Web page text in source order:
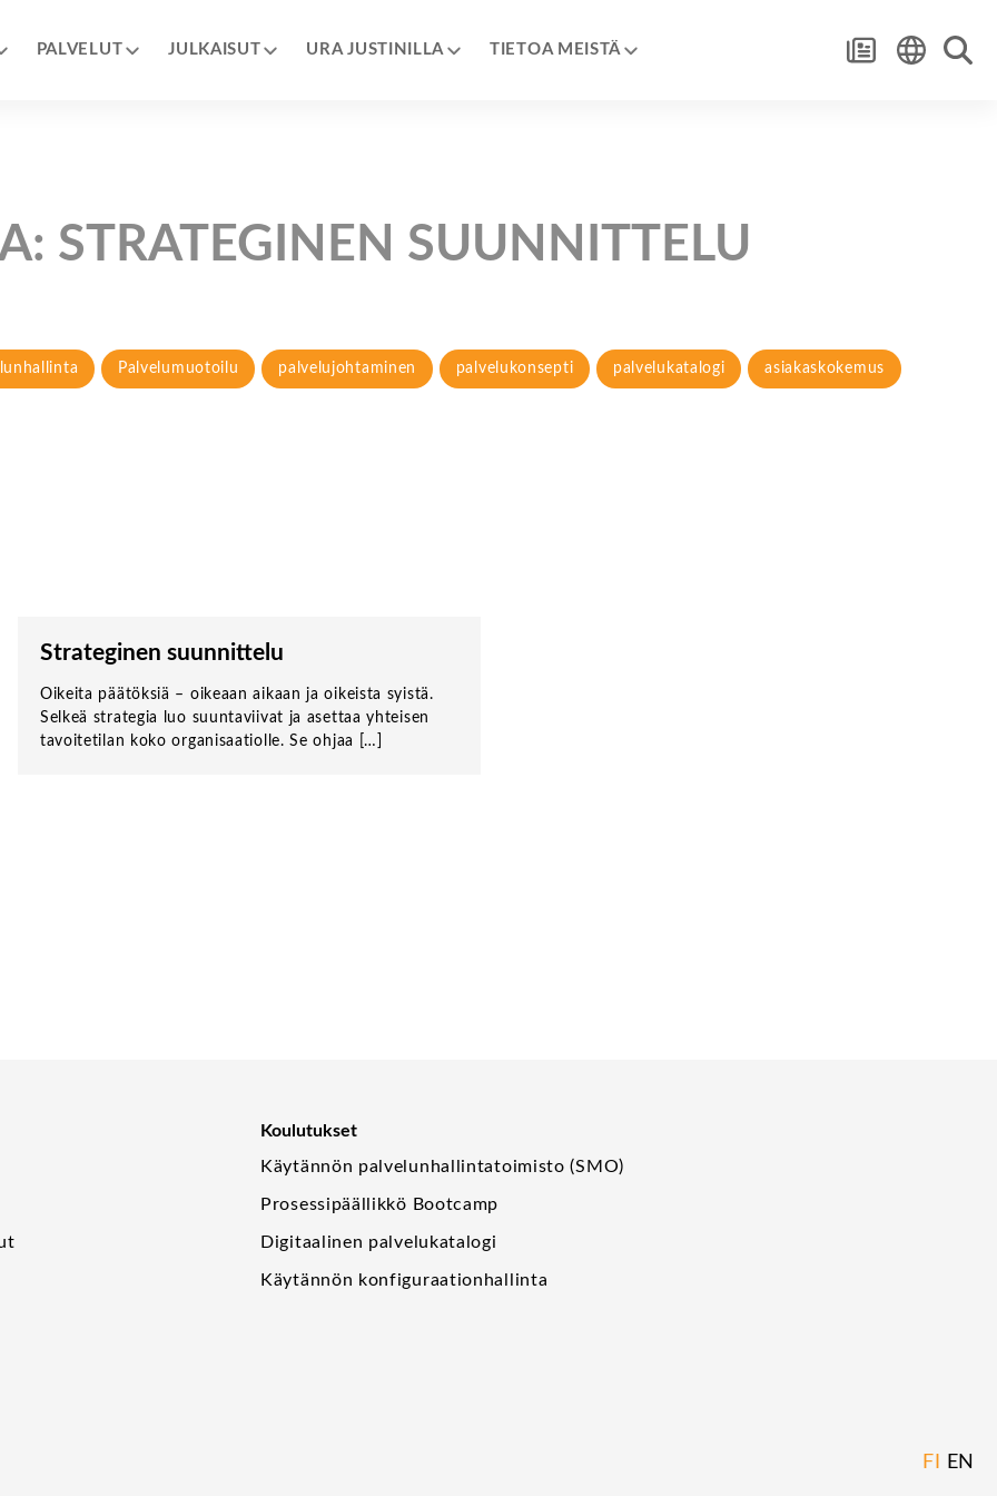
PALVELUT JULKAISUT URA JUSTINILLA TIETOA MEISTÄ
STRATEGINEN SUUNNITTELU
Palvelumuotoilu palvelujohtaminen palvelukonsepti palvelukatalogi asiakaskokemus
Strateginen suunnittelu
Oikeita päätöksiä – oikeaan aikaan ja oikeista syistä.
Selkeä strategia luo suuntaviivat ja asettaa yhteisen
tavoitetilan koko organisaatiolle. Se ohjaa […]
Koulutukset
Käytännön palvelunhallintatoimisto (SMO)
Prosessipäällikkö Bootcamp
Digitaalinen palvelukatalogi
Käytännön konfiguraationhallinta
FI EN